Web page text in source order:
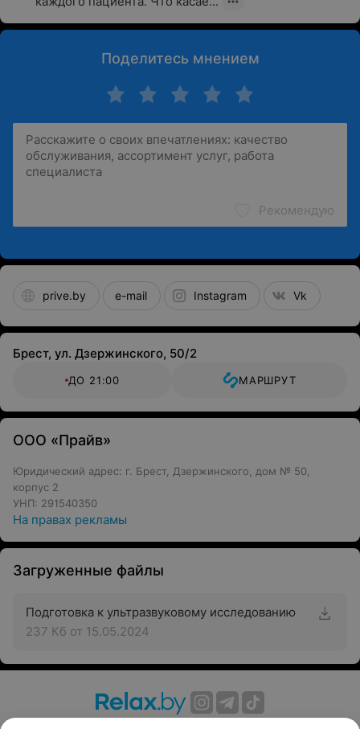
Поделитесь мнением
Рекомендую
prive.by e-mail Instagram Vk
Брест, ул. Дзержинского, 50/2
ДО 21:00 МАРШРУТ
ООО «Прайв»
Юридический адрес: г. Брест, Дзержинского, дом № 50,
корпус 2
УНП: 291540350
На правах рекламы
Загруженные файлы
Подготовка к ультразвуковому исследованию
237 Кб от 15.05.2024